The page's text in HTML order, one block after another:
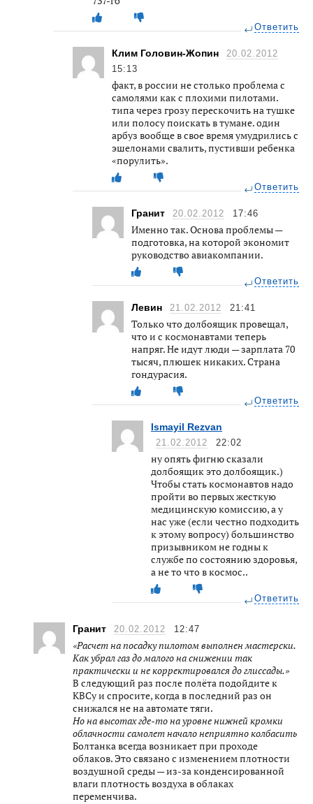
Ответить
Клим Головин-Жопин
20.02.2012
15:13
факт, в россии не столько проблема с
самолями как с плохими пилотами.
типа через грозу перескочить на тушке
или полосу поискать в тумане. один
арбуз вообще в свое время умудрились с
эшелонами свалить, пустивши ребенка
«порулить».
Ответить
Гранит 20.02.2012 17:46
Именно так. Основа проблемы —
подготовка, на которой экономит
руководство авиакомпании.
Ответить
Левин 21.02.2012 21:41
Только что долбоящик провещал,
что и с космонавтами теперь
напряг. Не идут люди — зарплата 70
тысяч, плюшек никаких. Страна
гондурасия.
Ответить
Ismayil Rezvan
21.02.2012 22:02
ну опять фигню сказали
долбоящик это долбоящик.)
Чтобы стать космонавтов надо
пройти во первых жесткую
медицинскую комиссию, а у
нас уже (если честно подходить
к этому вопросу) большинство
призывником не годны к
службе по состоянию здоровья,
а не то что в космос..
Ответить
Гранит 20.02.2012 12:47
«Расчет на посадку пилотом выполнен мастерски.
Как убрал газ до малого на снижении так
практически и не корректировался до глиссады.»
В следующий раз после полёта подойдите к
КВСу и спросите, когда в последний раз он
снижался не на автомате тяги.
Но на высотах где-то на уровне нижней кромки
облачности самолет начало неприятно колбасить
Болтанка всегда возникает при проходе
облаков. Это связано с изменением плотности
воздушной среды — из-за конденсированной
влаги плотность воздуха в облаках
переменчива.